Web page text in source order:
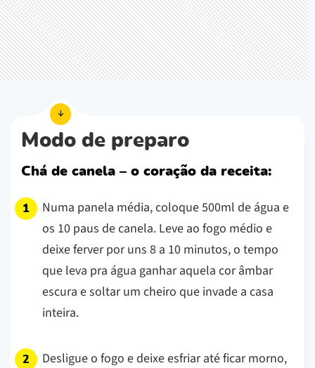
Modo de preparo
Chá de canela – o coração da receita:
Numa panela média, coloque 500ml de água e
os 10 paus de canela. Leve ao fogo médio e
deixe ferver por uns 8 a 10 minutos, o tempo
que leva pra água ganhar aquela cor âmbar
escura e soltar um cheiro que invade a casa
inteira.
Desligue o fogo e deixe esfriar até ficar morno,